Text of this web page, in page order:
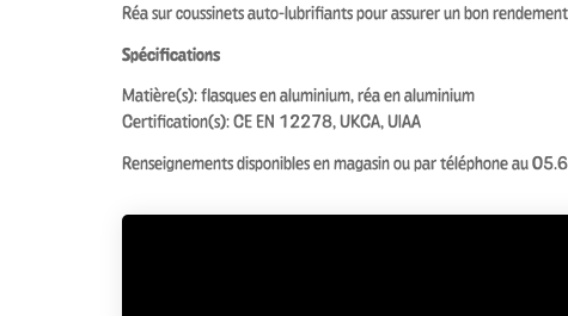
Réa sur coussinets auto-lubrifiants pour assurer un bon
Spécifications
Matière(s): flasques en aluminium, réa en aluminium
Certification(s): CE EN 12278, UKCA, UIAA
Renseignements disponibles en magasin ou par téléphone au